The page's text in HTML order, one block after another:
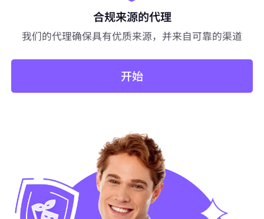
合规来源的代理
我们的代理确保具有优质来源，并来自可靠的渠道
开始